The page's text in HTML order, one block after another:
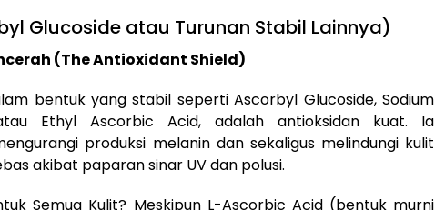
Glucoside atau Turunan Stabil Lainnya)
(The Antioxidant Shield)
bentuk yang stabil seperti Ascorbyl Glucoside, Sodium
Ethyl Ascorbic Acid, adalah antioksidan kuat. Ia
produksi melanin dan sekaligus melindungi kulit
akibat paparan sinar UV dan polusi.
Semua Kulit? Meskipun L-Ascorbic Acid (bentuk murni